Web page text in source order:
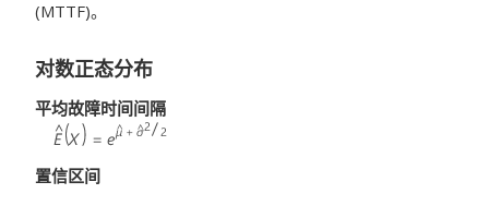
(MTTF)。
对数正态分布
平均故障时间间隔
置信区间